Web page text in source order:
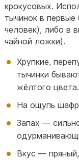
крокусовых.
тычинок в
человек), либо в
чайной ложки).
Хрупкие,
тычинки
жёлтого цвета.
На ощупь
Запах —
Вкус —